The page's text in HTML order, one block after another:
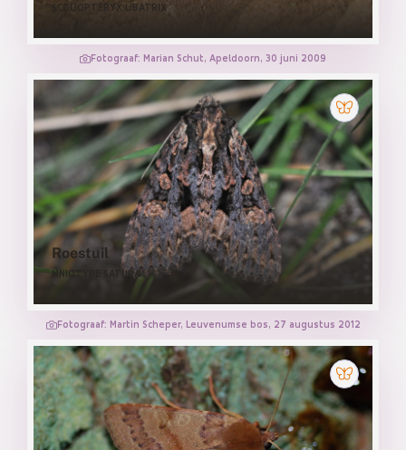
SCOLIOPTERYX LIBATRIX
Fotograaf: Marian Schut, Apeldoorn, 30 juni 2009
Roestuil
MNIOTYPE SATURA
Fotograaf: Martin Scheper, Leuvenumse bos, 27 augustus 2012